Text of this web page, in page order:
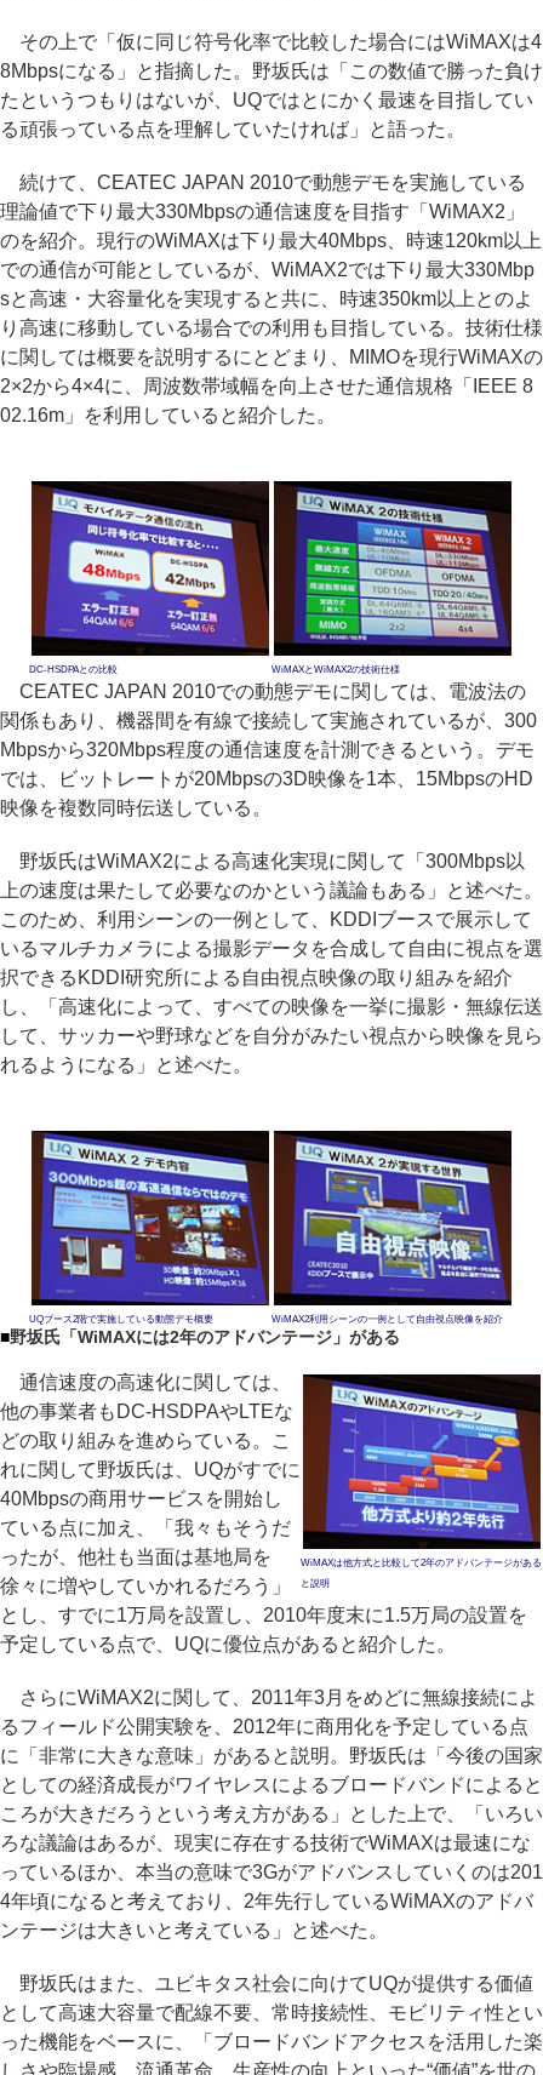
その上で「仮に同じ符号化率で比較した場合にはWiMAXは4
8Mbpsになる」と指摘した。野坂氏は「この数値で勝った負け
たというつもりはないが、UQではとにかく最速を目指してい
る頑張っている点を理解していたければ」と語った。
続けて、CEATEC JAPAN 2010で動態デモを実施している
理論値で下り最大330Mbpsの通信速度を目指す「WiMAX2」
のを紹介。現行のWiMAXは下り最大40Mbps、時速120km以上
での通信が可能としているが、WiMAX2では下り最大330Mbp
sと高速・大容量化を実現すると共に、時速350km以上とのよ
り高速に移動している場合での利用も目指している。技術仕様
に関しては概要を説明するにとどまり、MIMOを現行WiMAXの
2×2から4×4に、周波数帯域幅を向上させた通信規格「IEEE 8
02.16m」を利用していると紹介した。
DC-HSDPAとの比較 WiMAXとWiMAX2の技術仕様
CEATEC JAPAN 2010での動態デモに関しては、電波法の
関係もあり、機器間を有線で接続して実施されているが、300
Mbpsから320Mbps程度の通信速度を計測できるという。デモ
では、ビットレートが20Mbpsの3D映像を1本、15MbpsのHD
映像を複数同時伝送している。
野坂氏はWiMAX2による高速化実現に関して「300Mbps以
上の速度は果たして必要なのかという議論もある」と述べた。
このため、利用シーンの一例として、KDDIブースで展示して
いるマルチカメラによる撮影データを合成して自由に視点を選
択できるKDDI研究所による自由視点映像の取り組みを紹介
し、「高速化によって、すべての映像を一挙に撮影・無線伝送
して、サッカーや野球などを自分がみたい視点から映像を見ら
れるようになる」と述べた。
UQブース2階で実施している動態デモ概要 WiMAX2利用シーンの一例として自由視点映像を紹介
■野坂氏「WiMAXには2年のアドバンテージ」がある
WiMAXは他方式と比較して2年のアドバンテージがある
と説明
通信速度の高速化に関しては、
他の事業者もDC-HSDPAやLTEな
どの取り組みを進めらている。こ
れに関して野坂氏は、UQがすでに
40Mbpsの商用サービスを開始し
ている点に加え、「我々もそうだ
ったが、他社も当面は基地局を
徐々に増やしていかれるだろう」
とし、すでに1万局を設置し、2010年度末に1.5万局の設置を
予定している点で、UQに優位点があると紹介した。
さらにWiMAX2に関して、2011年3月をめどに無線接続によ
るフィールド公開実験を、2012年に商用化を予定している点
に「非常に大きな意味」があると説明。野坂氏は「今後の国家
としての経済成長がワイヤレスによるブロードバンドによると
ころが大きだろうという考え方がある」とした上で、「いろい
ろな議論はあるが、現実に存在する技術でWiMAXは最速にな
っているほか、本当の意味で3Gがアドバンスしていくのは201
4年頃になると考えており、2年先行しているWiMAXのアドバ
ンテージは大きいと考えている」と述べた。
野坂氏はまた、ユビキタス社会に向けてUQが提供する価値
として高速大容量で配線不要、常時接続性、モビリティ性とい
った機能をベースに、「ブロードバンドアクセスを活用した楽
しさや臨場感、流通革命、生産性の向上といった“価値”を世の